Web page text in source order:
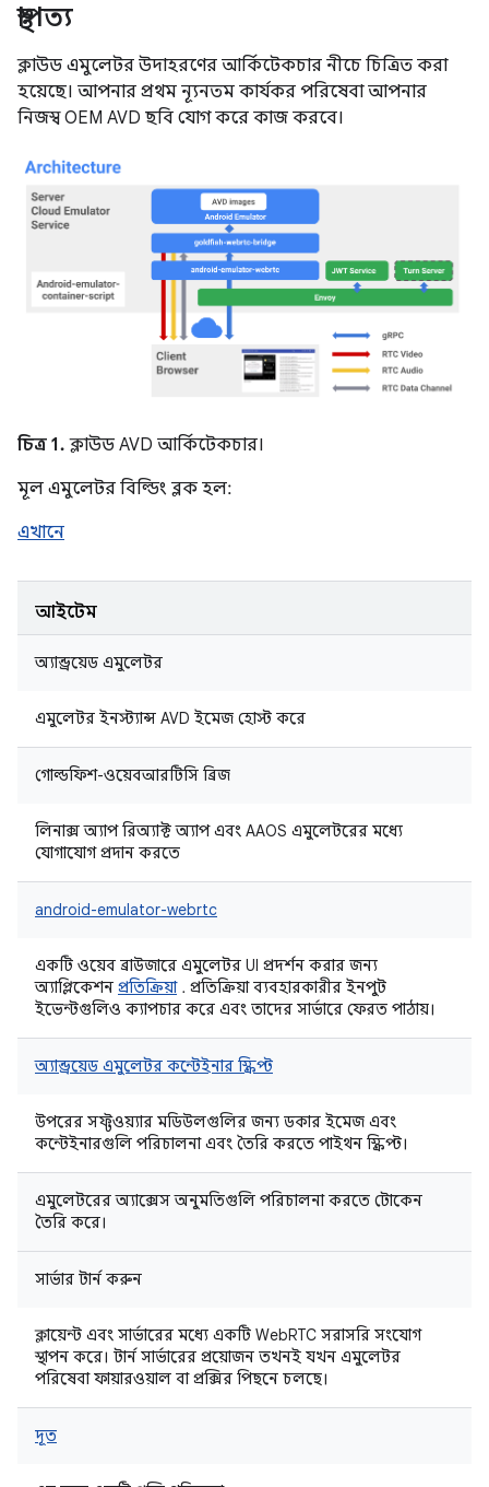
স্থাপত্য
ক্লাউড এমুলেটর উদাহরণের আর্কিটেকচার নীচে চিত্রিত করা
হয়েছে। আপনার প্রথম ন্যূনতম কার্যকর পরিষেবা আপনার
নিজস্ব OEM AVD ছবি যোগ করে কাজ করবে।
চিত্র 1. ক্লাউড AVD আর্কিটেকচার।
মূল এমুলেটর বিল্ডিং ব্লক হল:
এখানে
আইটেম
অ্যান্ড্রয়েড এমুলেটর
এমুলেটর ইনস্ট্যান্স AVD ইমেজ হোস্ট করে
গোল্ডফিশ-ওয়েবআরটিসি ব্রিজ
লিনাক্স অ্যাপ রিঅ্যাক্ট অ্যাপ এবং AAOS এমুলেটরের মধ্যে
যোগাযোগ প্রদান করতে
android-emulator-webrtc
একটি ওয়েব ব্রাউজারে এমুলেটর UI প্রদর্শন করার জন্য
অ্যাপ্লিকেশন প্রতিক্রিয়া. প্রতিক্রিয়া ব্যবহারকারীর ইনপুট
ইভেন্টগুলিও ক্যাপচার করে এবং তাদের সার্ভারে ফেরত পাঠায়।
অ্যান্ড্রয়েড এমুলেটর কন্টেইনার স্ক্রিপ্ট
উপরের সফ্টওয়্যার মডিউলগুলির জন্য ডকার ইমেজ এবং
কন্টেইনারগুলি পরিচালনা এবং তৈরি করতে পাইথন স্ক্রিপ্ট।
এমুলেটরের অ্যাক্সেস অনুমতিগুলি পরিচালনা করতে টোকেন
তৈরি করে।
সার্ভার টার্ন করুন
ক্লায়েন্ট এবং সার্ভারের মধ্যে একটি WebRTC সরাসরি সংযোগ
স্থাপন করে। টার্ন সার্ভারের প্রয়োজন তখনই যখন এমুলেটর
পরিষেবা ফায়ারওয়াল বা প্রক্সির পিছনে চলছে।
দূত